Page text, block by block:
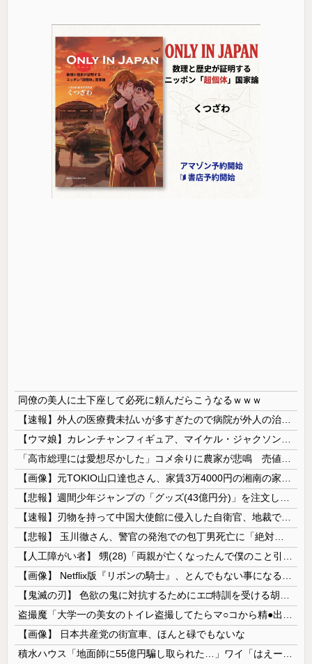
同僚の美人に土下座して必死に頼んだらこうなるｗｗｗ
【画像】 日本共産党の街宣車、ほんと碌でもないな